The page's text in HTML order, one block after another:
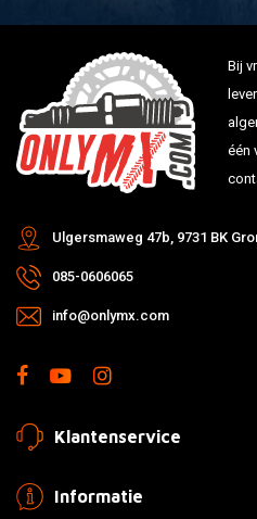
Bij
één
Ulgersmaweg 47b, 9731 BK
085-0606065
info@onlymx.com
Klantenservice
Informatie